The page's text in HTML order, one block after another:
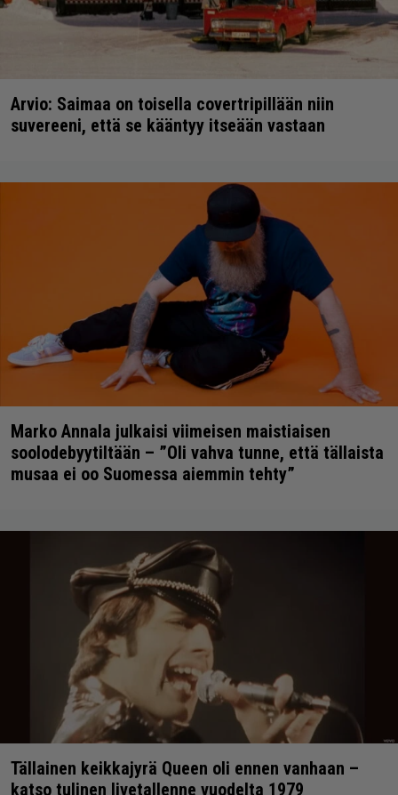
Arvio: Saimaa on toisella covertripillään niin
suvereeni, että se kääntyy itseään vastaan
Marko Annala julkaisi viimeisen maistiaisen
soolodebyytiltään – ”Oli vahva tunne, että tällaista
musaa ei oo Suomessa aiemmin tehty”
Tällainen keikkajyrä Queen oli ennen vanhaan –
katso tulinen livetallenne vuodelta 1979